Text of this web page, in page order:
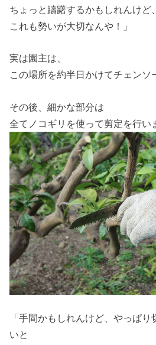
ちょっと躊躇するかもしれんけど、
これも勢いが大切なんや！」
実は園主は、
この場所を約半日かけてチェンソ
その後、細かな部分は
全てノコギリを使って剪定を行い
「手間かもしれんけど、やっぱ
いと